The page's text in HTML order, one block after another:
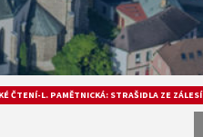
ČTENÍ-L. PAMĚTNICKÁ: STRAŠIDLA ZE ZÁLESÍ